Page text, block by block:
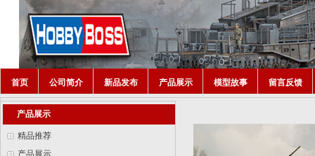
首页 公司简介 新品发布 产品展示 模型故事 留言反馈
产品展示
精品推荐
产品展示